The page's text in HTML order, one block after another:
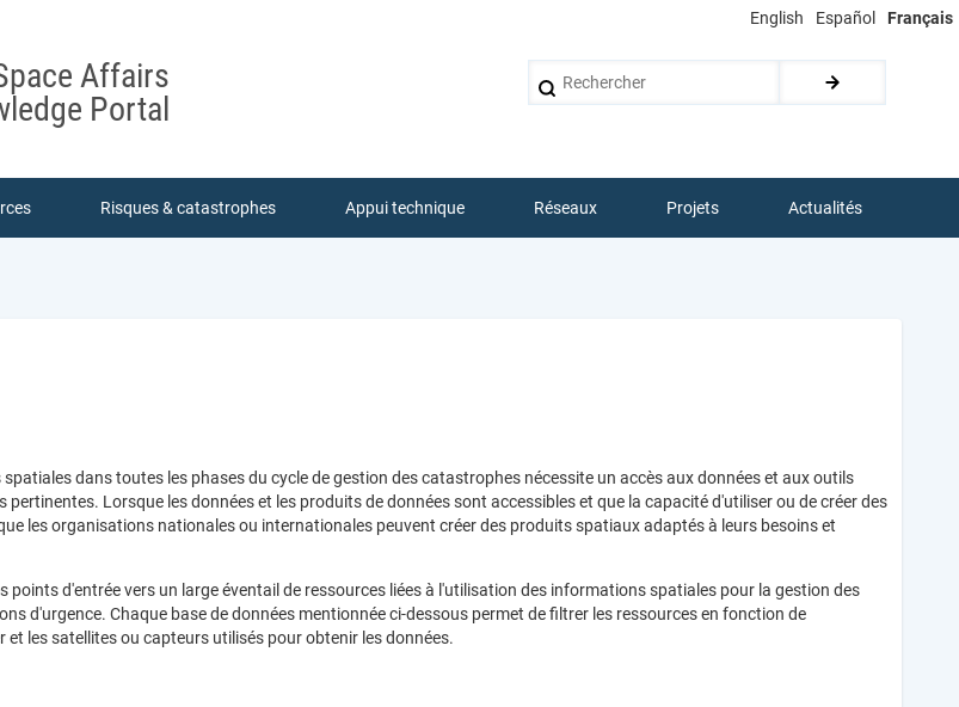
English Español Français
Affairs
Portal
Rechercher
Risques & catastrophes Appui technique Réseaux Projets Actualités
dans toutes les phases du cycle de gestion des catastrophes nécessite un accès aux données et aux outils
Lorsque les données et les produits de données sont accessibles et que la capacité d'utiliser ou de créer des
les organisations nationales ou internationales peuvent créer des produits spatiaux adaptés à leurs besoins et
points d'entrée vers un large éventail de ressources liées à l'utilisation des informations spatiales pour la gestion des
d'urgence. Chaque base de données mentionnée ci-dessous permet de filtrer les ressources en fonction de
et les satellites ou capteurs utilisés pour obtenir les données.